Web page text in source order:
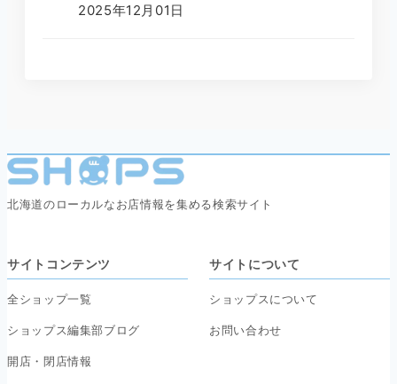
2025年12月01日
北海道のローカルなお店情報を集める検索サイト
サイトコンテンツ
全ショップ一覧
ショップス編集部ブログ
開店・閉店情報
サイトについて
ショップスについて
お問い合わせ